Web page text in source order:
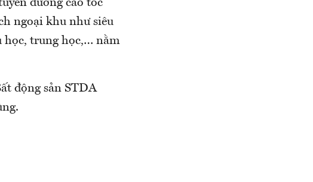
đường cao tốc
ngoại khu như siêu
học, trung học,… nằm
động sản STDA